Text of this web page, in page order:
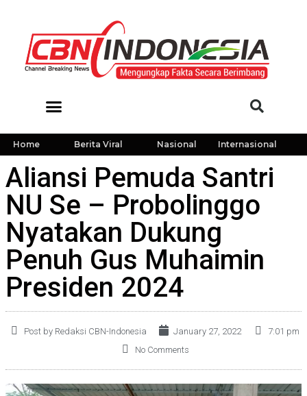
Home Berita Viral Nasional Internasional
Aliansi Pemuda Santri
NU Se – Probolinggo
Nyatakan Dukung
Penuh Gus Muhaimin
Presiden 2024
Post by Redaksi CBN-Indonesia January 27, 2022
7:01 pm
No Comments